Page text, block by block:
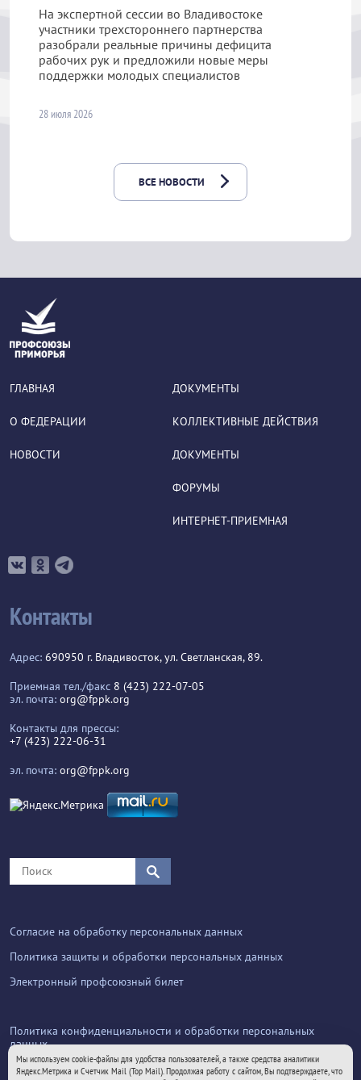
На экспертной сессии во Владивостоке
участники трехстороннего партнерства
разобрали реальные причины дефицита
рабочих рук и предложили новые меры
поддержки молодых специалистов
28 июля 2026
ВСЕ НОВОСТИ
ГЛАВНАЯ
О ФЕДЕРАЦИИ
НОВОСТИ
ДОКУМЕНТЫ
КОЛЛЕКТИВНЫЕ ДЕЙСТВИЯ
ДОКУМЕНТЫ
ФОРУМЫ
ИНТЕРНЕТ-ПРИЕМНАЯ
Контакты
Адрес: 690950 г. Владивосток, ул. Светланская, 89.
Приемная тел./факс 8 (423) 222-07-05
эл. почта: org@fppk.org
Контакты для прессы:
+7 (423) 222-06-31
эл. почта: org@fppk.org
Согласие на обработку персональных данных
Политика защиты и обработки персональных данных
Электронный профсоюзный билет
Политика конфиденциальности и обработки персональных
данных
Мы используем cookie-файлы для удобства пользователей, а также средства аналитики
Яндекс.Метрика и Счетчик Mail (Top Mail). Продолжая работу с сайтом, Вы подтверждаете, что